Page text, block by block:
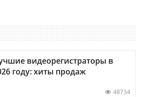
видеорегистраторы в
году: хиты продаж
48734